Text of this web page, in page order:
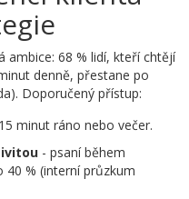
ambice: 68 % lidí, kteří chtějí
denně, přestane po
Doporučený přístup:
minut ráno nebo večer.
- psaní během
40 % (interní průzkum